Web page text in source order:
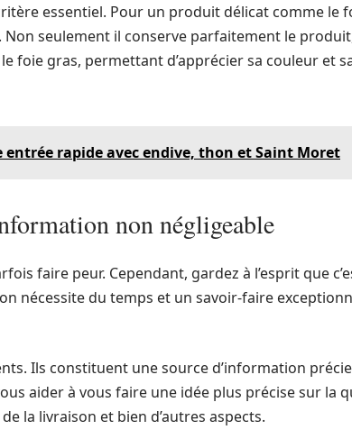
essentiel. Pour un produit délicat comme le
seulement il conserve parfaitement le
foie gras, permettant d’apprécier sa couleur et
rapide avec endive, thon et Saint Moret
non négligeable
faire peur. Cependant, gardez à l’esprit que
nécessite du temps et un savoir-faire
Ils constituent une source d’information
aider à vous faire une idée plus précise sur la
la livraison et bien d’autres aspects.